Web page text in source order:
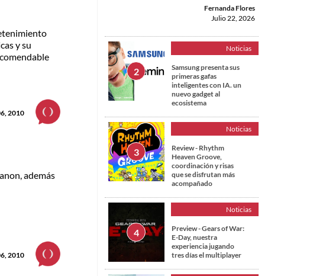
y su
2010
además
2010
Fernanda Flores
Julio 22, 2026
Noticias
Samsung presenta sus
primeras gafas
inteligentes con IA. un
nuevo gadget al
ecosistema
Noticias
Review - Rhythm
Heaven Groove,
coordinación y risas
que se disfrutan más
acompañado
Noticias
Preview - Gears of War:
E-Day, nuestra
experiencia jugando
tres días el multiplayer